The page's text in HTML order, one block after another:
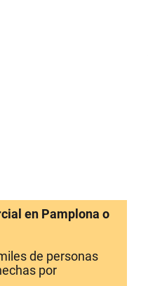
en Pamplona o
de personas
por